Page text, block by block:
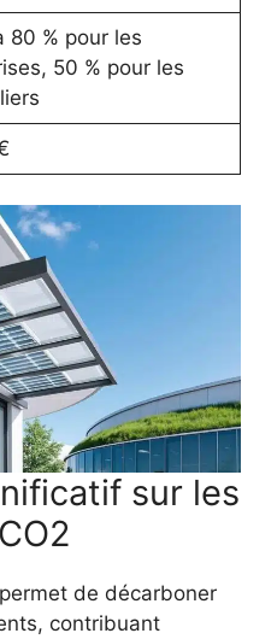
80 % pour les
50 % pour les
sur les
de décarboner
contribuant